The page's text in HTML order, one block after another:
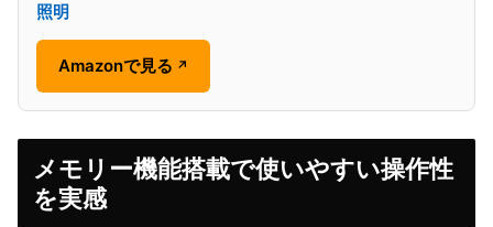
照明
Amazonで見る ↗
メモリー機能搭載で使いやすい操作性
を実感